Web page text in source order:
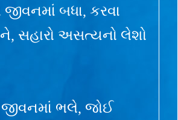
જીવનમાં બધા, કરવા
સહારો અસત્યનો લેશો
ભલે, જોઈ